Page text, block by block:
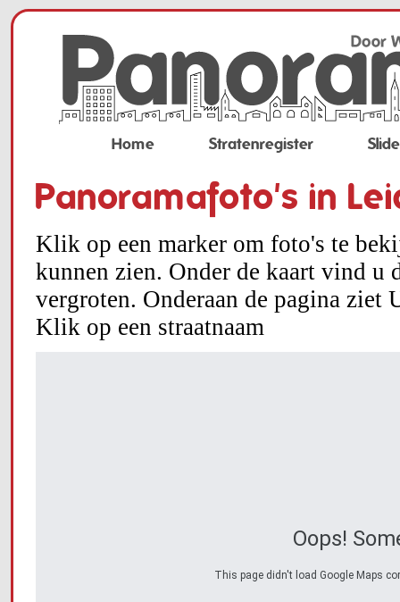
Home Stratenregister
Panoramafoto's in
Klik op een marker om foto's te
kunnen zien. Onder de kaart vind
vergroten. Onderaan de pagina ziet
Klik op een straatnaam
Oops!
This page didn't load Google Maps